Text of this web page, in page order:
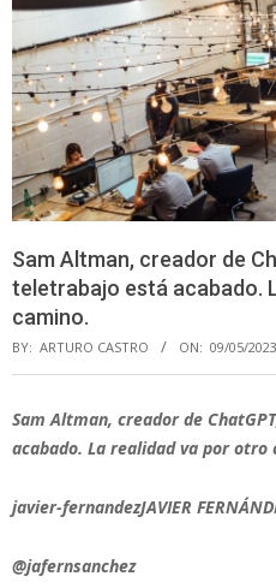
Sam Altman, creador de
teletrabajo está acabado.
camino.
BY: ARTURO CASTRO ON: 09/05/2023
Sam Altman, creador de
acabado. La realidad va por otro
javier-fernandezJAVIER
@jafernsanchez